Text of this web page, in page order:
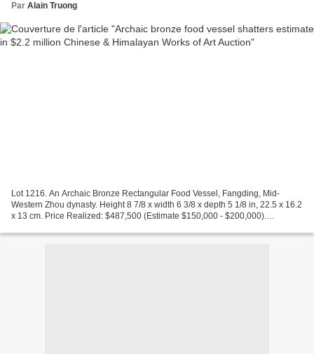
Par Alain Truong
Lot 1216. An Archaic Bronze Rectangular Food Vessel, Fangding, Mid-
Western Zhou dynasty. Height 8 7/8 x width 6 3/8 x depth 5 1/8 in, 22.5 x 16.2
x 13 cm. Price Realized: $487,500 (Estimate $150,000 - $200,000).